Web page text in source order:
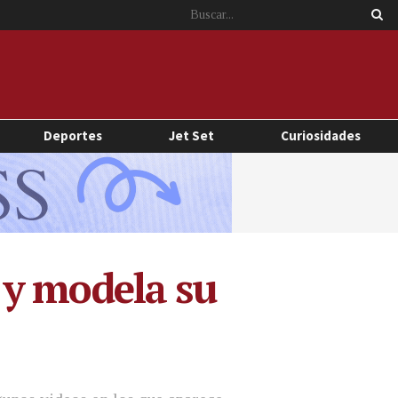
Deportes Jet Set Curiosidades
modela su